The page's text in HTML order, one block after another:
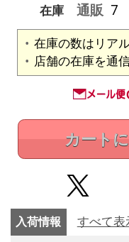
在庫
通販 7
在庫の数はリア
店舗の在庫を通
カート
入荷情報 すべて表